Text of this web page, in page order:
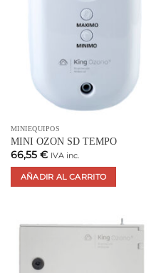
MINIEQUIPOS
MINI OZON SD TEMPO
66,55 € IVA inc.
AÑADIR AL CARRITO